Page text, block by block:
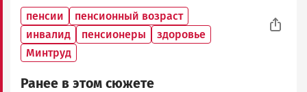
пенсии
пенсионный возраст
инвалид
пенсионеры
здоровье
Минтруд
Ранее в этом сюжете